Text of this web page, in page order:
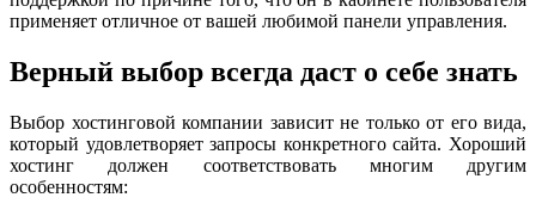
применяет отличное от вашей любимой панели управления.
Верный выбор всегда даст о себе знать
Выбор хостинговой компании зависит не только от его вида,
который удовлетворяет запросы конкретного сайта. Хороший
хостинг должен соответствовать многим другим
особенностям: